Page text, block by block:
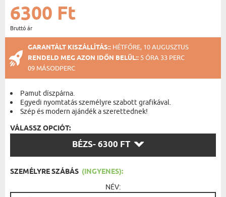
6300 Ft
Bruttó ár
GARANTÁLT KISZÁLLÍTÁS:: HÉTFŐRE, 10 AUGUSZTUS
RENDELD MEG AZON IDŐN BELÜL:: 5 ÓRA 33 PERC
09 MÁSODPERC
Pamut díszpárna.
Egyedi nyomtatás személyre szabott grafikával.
Szép és modern ajándék a szerettednek!
VÁLASSZ OPCIÓT:
BÉZS- 6300 FT
SZEMÉLYRE SZÁBÁS (INGYENES):
NÉV: